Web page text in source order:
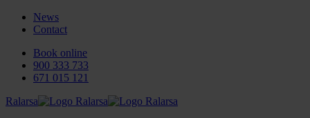
News
Contact
Book online
900 333 733
671 015 121
Ralarsa